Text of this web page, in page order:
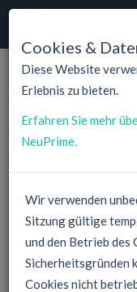
Cookies &
Diese Website
Erlebnis zu bieten.
Erfahren Sie mehr
NeuPrime.
Wir verwenden
Sitzung gültige
und den Betrieb des
Sicherheitsgründen
Cookies nicht
NeuPrime
Account Login
Email